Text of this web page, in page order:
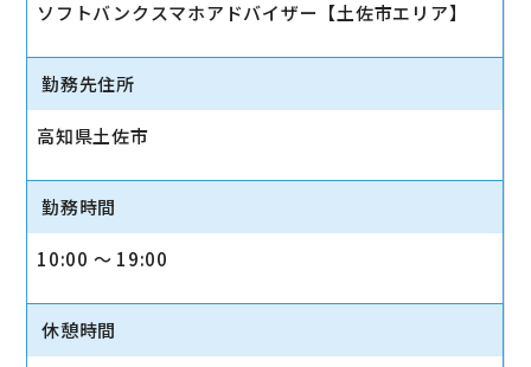
ソフトバンクスマホアドバイザー【土佐市エリア】
勤務先住所
高知県土佐市
勤務時間
10:00 〜 19:00
休憩時間